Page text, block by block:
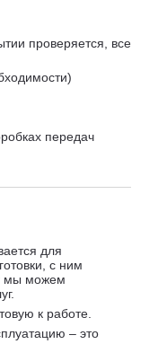
проверяется, все
передач
для
с ним
мы можем
к работе.
– это